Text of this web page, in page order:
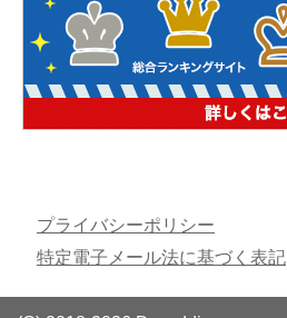
プライバシーポリシー
特定電子メール法に基づく表記